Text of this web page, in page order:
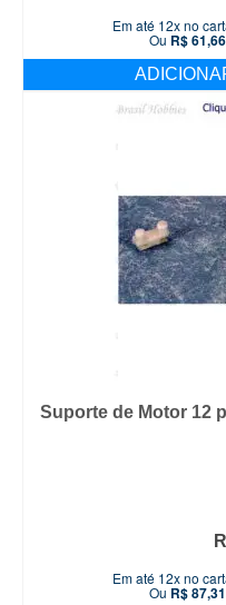
Em até 12x no
Ou R$61,66
Suporte de Motor 12
Em até 12x no
Ou R$87,31